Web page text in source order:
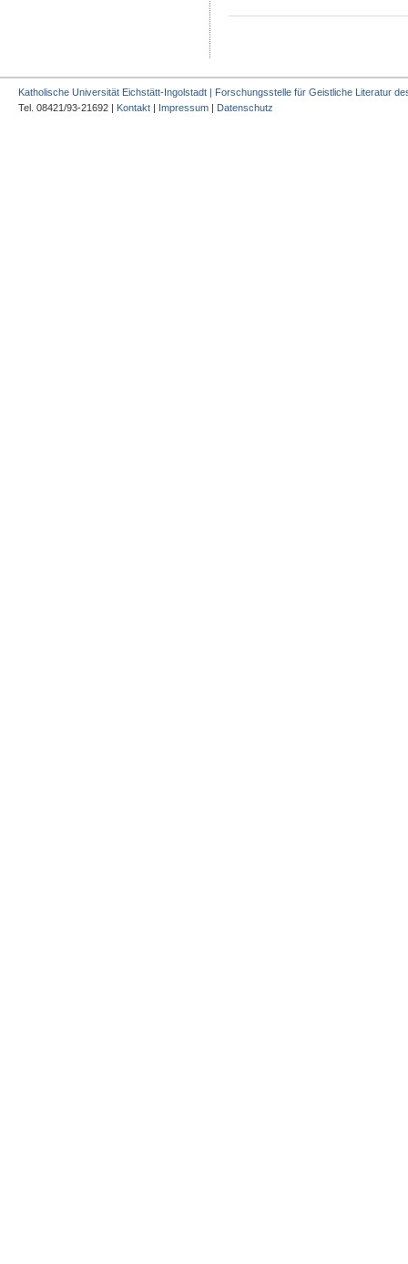
Katholische Universität Eichstätt-Ingolstadt | Forschungsstelle für Geistliche Literatur
Tel. 08421/93-21692 | Kontakt | Impressum | Datenschutz